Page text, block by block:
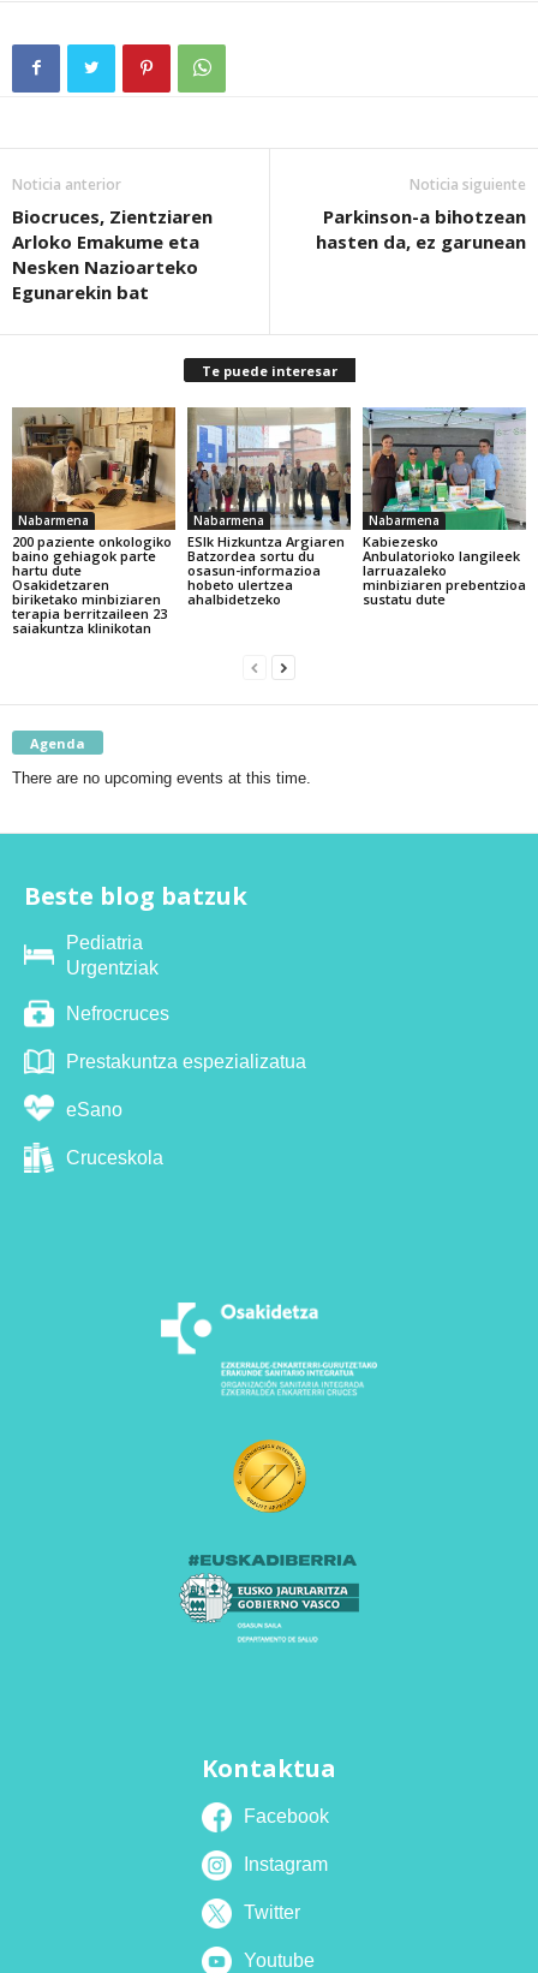
Noticia anterior
Biocruces, Zientziaren
Arloko Emakume eta
Nesken Nazioarteko
Egunarekin bat
Noticia siguiente
Parkinson-a bihotzean
hasten da, ez garunean
Te puede interesar
Nabarmena
200 paziente onkologiko
baino gehiagok parte
hartu dute
Osakidetzaren
biriketako minbiziaren
terapia berritzaileen 23
saiakuntza klinikotan
Nabarmena
ESIk Hizkuntza Argiaren
Batzordea sortu du
osasun-informazioa
hobeto ulertzea
ahalbidetzeko
Nabarmena
Kabiezesko
Anbulatorioko langileek
larruazaleko
minbiziaren prebentzioa
sustatu dute
Agenda
There are no upcoming events at this time.
Beste blog batzuk
Pediatria
Urgentziak
Nefrocruces
Prestakuntza espezializatua
eSano
Cruceskola
Kontaktua
Facebook
Instagram
Twitter
Youtube